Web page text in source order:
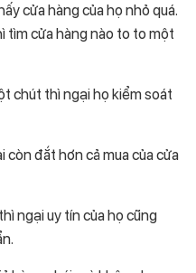
cửa hàng của họ nhỏ quá.
tìm cửa hàng nào to to một
chút thì ngại họ kiểm soát
còn đắt hơn cả mua của cửa
ngại uy tín của họ cũng